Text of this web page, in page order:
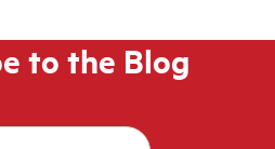
to the Blog